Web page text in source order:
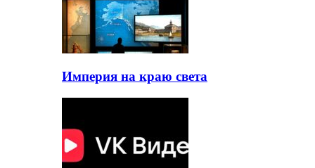
Империя на краю света